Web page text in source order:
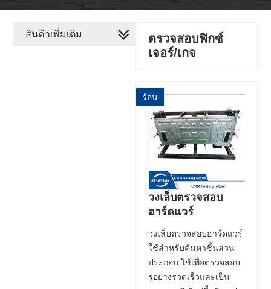
ตรวจสอบฟิกซ์
เจอร์/เกจ
ร้อน
วงเล็บตรวจสอบ
ฮาร์ดแวร์
วงเล็บตรวจสอบฮาร์ดแวร์
ใช้สำหรับค้นหาชิ้นส่วน
ประกอบ ใช้เพื่อตรวจสอบ
รูอย่างรวดเร็วและเป็น
สินค้าเพิ่มเติม